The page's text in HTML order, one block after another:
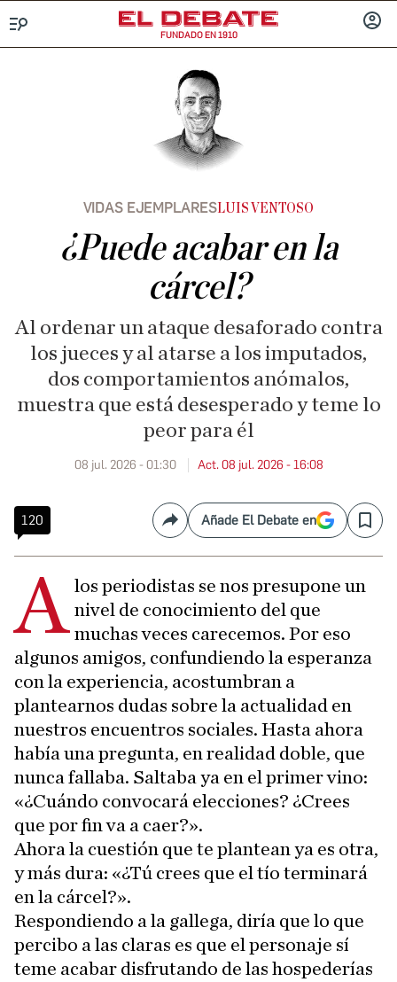
FUNDADO EN 1910
VIDAS EJEMPLARES LUIS VENTOSO
¿Puede acabar en la
cárcel?
Al ordenar un ataque desaforado contra
los jueces y al atarse a los imputados,
dos comportamientos anómalos,
muestra que está desesperado y teme lo
peor para él
08 jul. 2026 - 01:30 Act. 08 jul. 2026 - 16:08
120 CompartirAñade El Debate en Save
A los periodistas se nos presupone un
nivel de conocimiento del que
muchas veces carecemos. Por eso
algunos amigos, confundiendo la esperanza
con la experiencia, acostumbran a
plantearnos dudas sobre la actualidad en
nuestros encuentros sociales. Hasta ahora
había una pregunta, en realidad doble, que
nunca fallaba. Saltaba ya en el primer vino:
«¿Cuándo convocará elecciones? ¿Crees
que por fin va a caer?».
Ahora la cuestión que te plantean ya es otra,
y más dura: «¿Tú crees que el tío terminará
en la cárcel?».
Respondiendo a la gallega, diría que lo que
percibo a las claras es que el personaje sí
teme acabar disfrutando de las hospederías